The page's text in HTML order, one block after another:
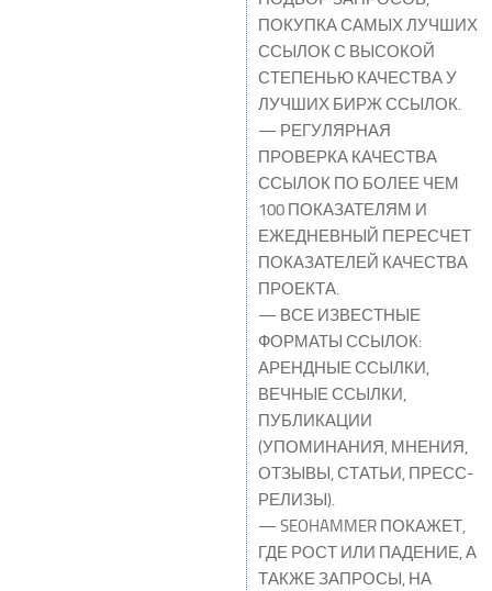
ПОКУПКА САМЫХ ЛУЧШИХ
ССЫЛОК С ВЫСОКОЙ
СТЕПЕНЬЮ КАЧЕСТВА У
ЛУЧШИХ БИРЖ ССЫЛОК.
— РЕГУЛЯРНАЯ
ПРОВЕРКА КАЧЕСТВА
ССЫЛОК ПО БОЛЕЕ ЧЕМ
100 ПОКАЗАТЕЛЯМ И
ЕЖЕДНЕВНЫЙ ПЕРЕСЧЕТ
ПОКАЗАТЕЛЕЙ КАЧЕСТВА
ПРОЕКТА.
— ВСЕ ИЗВЕСТНЫЕ
ФОРМАТЫ ССЫЛОК:
АРЕНДНЫЕ ССЫЛКИ,
ВЕЧНЫЕ ССЫЛКИ,
ПУБЛИКАЦИИ
(УПОМИНАНИЯ, МНЕНИЯ,
ОТЗЫВЫ, СТАТЬИ, ПРЕСС-
РЕЛИЗЫ).
— SEOHAMMER ПОКАЖЕТ,
ГДЕ РОСТ ИЛИ ПАДЕНИЕ, А
ТАКЖЕ ЗАПРОСЫ, НА